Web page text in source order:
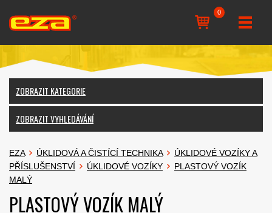
0
ZOBRAZIT KATEGORIE
ZOBRAZIT VYHLEDÁVÁNÍ
EZA ÚKLIDOVÁ A ČISTÍCÍ TECHNIKA
ÚKLIDOVÉ VOZÍKY A
PŘÍSLUŠENSTVÍ
ÚKLIDOVÉ VOZÍKY
PLASTOVÝ VOZÍK
MALÝ
PLASTOVÝ VOZÍK MALÝ